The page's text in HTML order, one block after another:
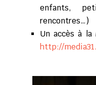
enfants,
rencontres…)
Un accès à la
http://